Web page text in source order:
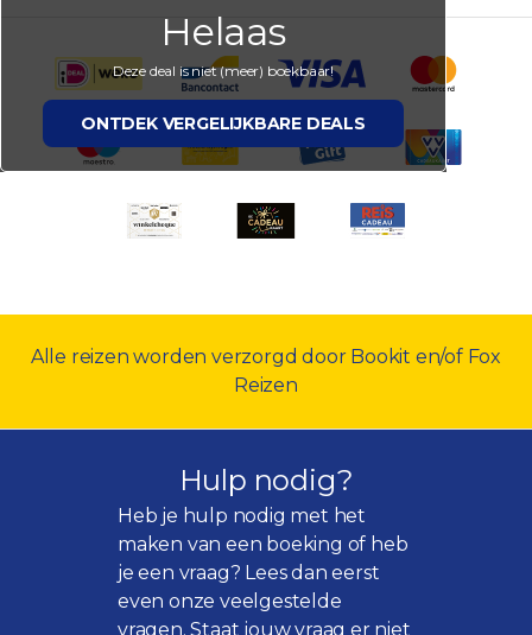
Helaas
Deze deal is niet (meer) boekbaar!
ONTDEK VERGELIJKBARE DEALS
Alle reizen worden verzorgd door Bookit en/of Fox
Reizen
Hulp nodig?
Heb je hulp nodig met het
maken van een boeking of heb
je een vraag? Lees dan eerst
even onzeveelgestelde
vragen. Staat jouw vraag er niet